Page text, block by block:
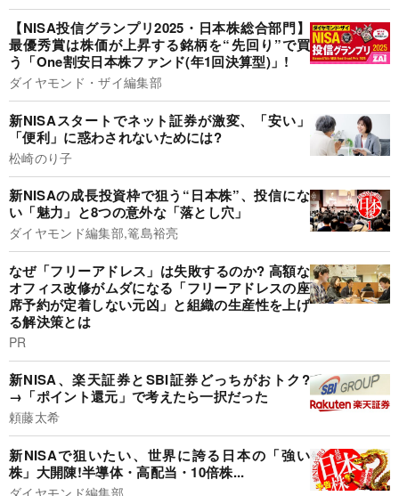
【NISA投信グランプリ2025・日本株総合部門】
最優秀賞は株価が上昇する銘柄を“先回り”で買
う「One割安日本株ファンド(年1回決算型)」!
ダイヤモンド・ザイ編集部
新NISAスタートでネット証券が激変、「安い」
「便利」に惑わされないためには?
松崎のり子
新NISAの成長投資枠で狙う“日本株”、投信にな
い「魅力」と8つの意外な「落とし穴」
ダイヤモンド編集部,篭島裕亮
なぜ「フリーアドレス」は失敗するのか? 高額な
オフィス改修がムダになる「フリーアドレスの座
席予約が定着しない元凶」と組織の生産性を上げ
る解決策とは
PR
新NISA、楽天証券とSBI証券どっちがおトク?
→「ポイント還元」で考えたら一択だった
頼藤太希
新NISAで狙いたい、世界に誇る日本の「強い
株」大開陳!半導体・高配当・10倍株...
ダイヤモンド編集部